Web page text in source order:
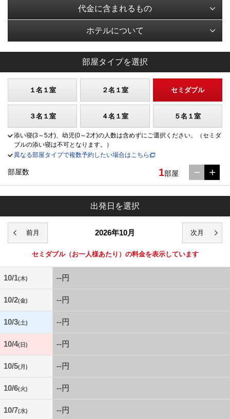
代金に含まれるもの
ホテルについて
部屋タイプを選択
１名１室 ２名１室 セミダブル
３名１室 ４名１室 ５名１室
添い寝(3～5才)、幼児(0～2才)の人数は含めずにご選択ください。（セミダ
ブルの添い寝は不可となります。）
異なる部屋タイプで複数予約したい場合はこちら
部屋数 1部屋
出発日を選択
2026年10月
セミダブル（お一人様あたり）の料金を表示しています
10/1(木) --円
10/2(金) --円
10/3(土) --円
10/4(日) --円
10/5(月) --円
10/6(火) --円
10/7(水) --円